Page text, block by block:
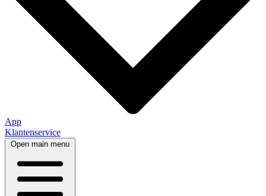
App
Klantenservice
Open main menu